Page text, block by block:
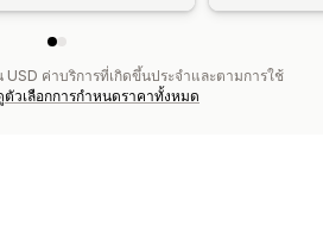
USD ค่าบริการที่เกิดขึ้นประจำและตามการใช้
ตัวเลือกการกำหนดราคาทั้งหมด